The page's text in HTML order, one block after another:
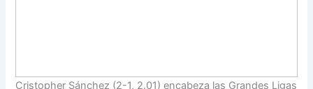
Cristopher Sánchez (2-1, 2.01) encabeza las Grandes Ligas